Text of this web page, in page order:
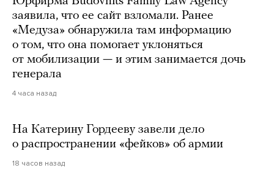
заявила, что ее сайт взломали. Ранее
«Медуза» обнаружила там информацию
о том, что она помогает уклоняться
от мобилизации — и этим занимается дочь
генерала
4 часа назад
На Катерину Гордееву завели дело
о распространении «фейков» об армии
18 часов назад